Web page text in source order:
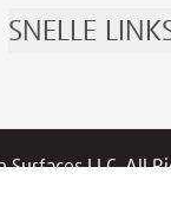
SNELLE
Surfaces LLC. All